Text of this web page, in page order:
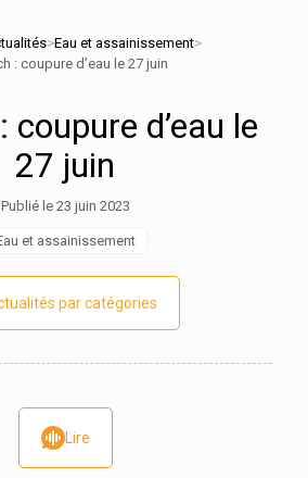
>Eau et assainissement>
: coupure d’eau le 27 juin
coupure d’eau le
27 juin
Publié le 23 juin 2023
et assainissement
par catégories
Lire